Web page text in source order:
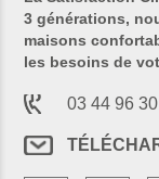
3 générations,
maisons
les besoins de
03 44 96